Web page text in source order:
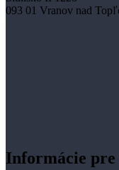
093 01 Vranov nad
Informácie